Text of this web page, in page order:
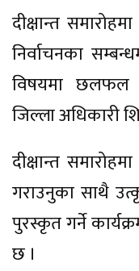
दीक्षान्त
निर्वाचनका
विषयमा छलफल
जिल्ला अधिकारी
दीक्षान्त समारोहमा
गराउनुका साथै
पुरस्कृत गर्ने
छ ।